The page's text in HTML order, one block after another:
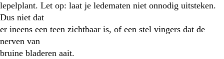
lepelplant. Let op: laat je ledematen niet onnodig uitsteken.
Dus niet dat
er ineens een teen zichtbaar is, of een stel vingers dat de
nerven van
bruine bladeren aait.